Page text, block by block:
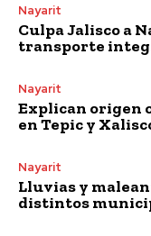
Nayarit
Culpa Jalisco a
transporte
Nayarit
Explican origen
en Tepic y
Nayarit
Lluvias y
distintos